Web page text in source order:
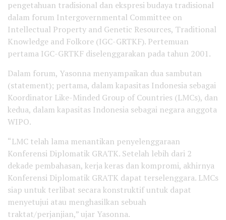
pengetahuan tradisional dan ekspresi budaya tradisional
dalam forum Intergovernmental Committee on
Intellectual Property and Genetic Resources, Traditional
Knowledge and Folkore (IGC-GRTKF). Pertemuan
pertama IGC-GRTKF diselenggarakan pada tahun 2001.
Dalam forum, Yasonna menyampaikan dua sambutan
(statement); pertama, dalam kapasitas Indonesia sebagai
Koordinator Like-Minded Group of Countries (LMCs), dan
kedua, dalam kapasitas Indonesia sebagai negara anggota
WIPO.
“LMC telah lama menantikan penyelenggaraan
Konferensi Diplomatik GRATK. Setelah lebih dari 2
dekade pembahasan, kerja keras dan kompromi, akhirnya
Konferensi Diplomatik GRATK dapat terselenggara. LMCs
siap untuk terlibat secara konstruktif untuk dapat
menyetujui atau menghasilkan sebuah
traktat/perjanjian,” ujar Yasonna.